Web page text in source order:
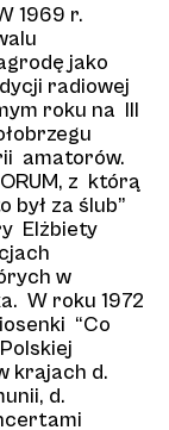
1969 r.
jako
radiowej
roku na III
amatorów.
z którą
był za ślub”
Elżbiety
w
W roku 1972
“Co
krajach d.
d.